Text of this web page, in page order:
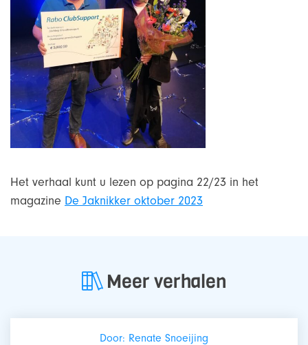
Het verhaal kunt u lezen op pagina 22/23 in het
magazine De Jaknikker oktober 2023
Meer verhalen
Door: Renate Snoeijing